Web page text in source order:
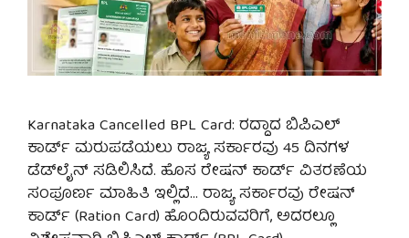
Karnataka Cancelled BPL Card: ರದ್ದಾದ ಬಿಪಿಎಲ್
ಕಾರ್ಡ್ ಮರುಪಡೆಯಲು ರಾಜ್ಯ ಸರ್ಕಾರವು 45 ದಿನಗಳ
ಡೆಡ್‌ಲೈನ್ ಸಡಿಲಿಸಿದೆ. ಹೊಸ ರೇಷನ್ ಕಾರ್ಡ್ ವಿತರಣೆಯ
ಸಂಪೂರ್ಣ ಮಾಹಿತಿ ಇಲ್ಲಿದೆ… ರಾಜ್ಯ ಸರ್ಕಾರವು ರೇಷನ್
ಕಾರ್ಡ್ (Ration Card) ಹೊಂದಿರುವವರಿಗೆ, ಅದರಲ್ಲೂ